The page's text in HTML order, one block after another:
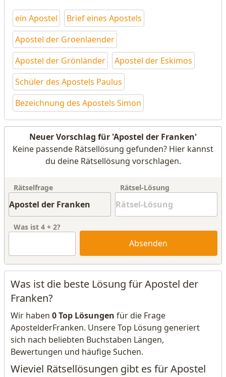
ein Apostel
Brief eines Apostels
Apostel der Groenlaender
Apostel der Grönländer
Apostel der Eskimos
Schüler des Apostels Paulus
Bezeichnung des Apostels Simon
Neuer Vorschlag für 'Apostel der Franken'
Keine passende Rätsellösung gefunden? Hier kannst
du deine Rätsellösung vorschlagen.
Rätselfrage Rätsel-Lösung
Was ist 4 + 2?
Absenden
Was ist die beste Lösung für Apostel der
Franken?
Wir haben 0 Top Lösungen für die Frage
ApostelderFranken. Unsere Top Lösung generiert
sich nach beliebten Buchstaben Längen,
Bewertungen und häufige Suchen.
Wieviel Rätsellösungen gibt es für Apostel